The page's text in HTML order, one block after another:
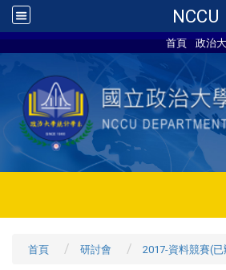
NCCU
首頁 政治
首頁 研討會 2017-資料競賽(已